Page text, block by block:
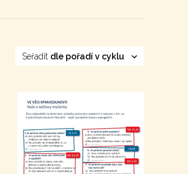
Seřadit dle pořadí v cyklu